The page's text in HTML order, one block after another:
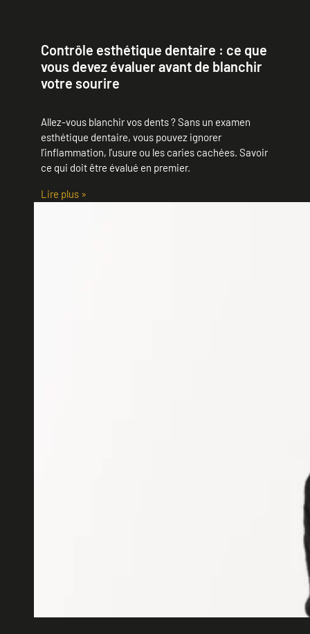
Contrôle esthétique dentaire : ce que
vous devez évaluer avant de blanchir
votre sourire
Allez-vous blanchir vos dents ? Sans un examen
esthétique dentaire, vous pouvez ignorer
l’inflammation, l’usure ou les caries cachées. Savoir
ce qui doit être évalué en premier.
Lire plus »